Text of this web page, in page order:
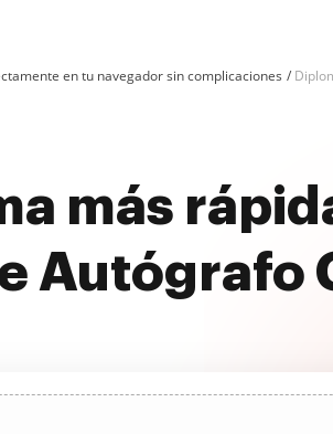
en tu navegador sin complicaciones
más
Autógrafo